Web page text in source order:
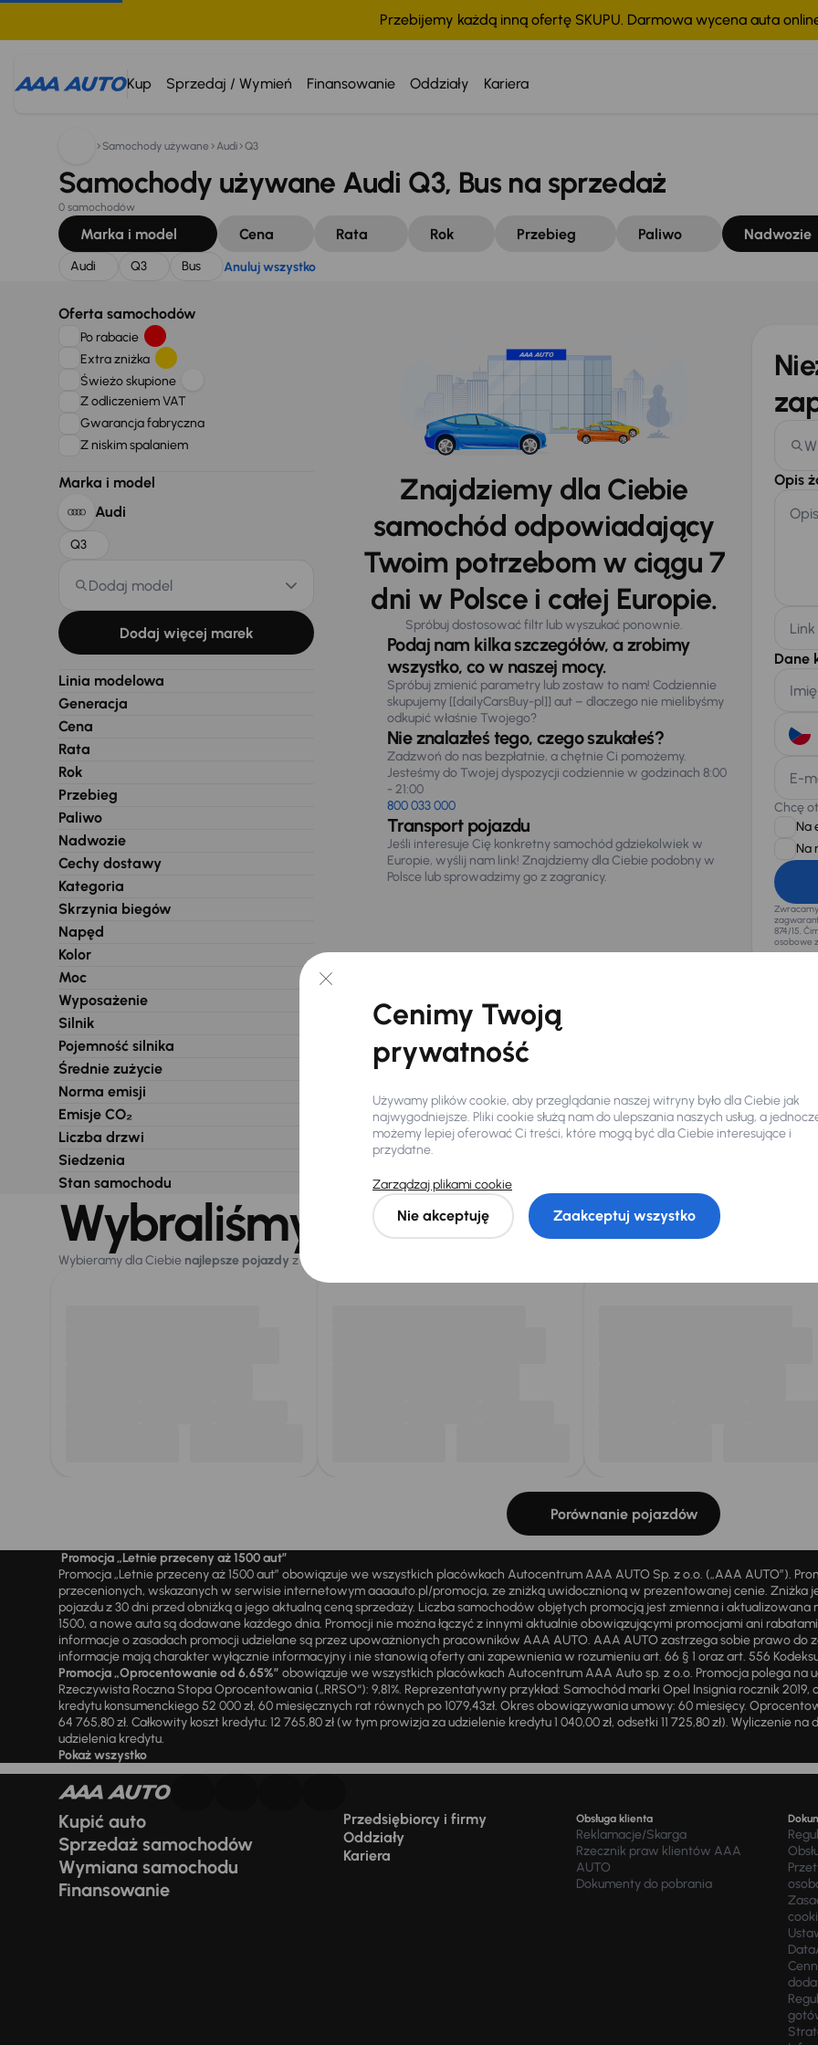
Przebijemy każdą inną ofertę SKUPU. Darmowa wycena auta
Kup Sprzedaj / Wymień Finansowanie Oddziały Kariera
Szukam: Anuluj wszystko
Samochody używane Audi Q3
Samochody używane Audi Q3, Bus na sprzedaż
0 samochodów
Marka i model Cena Rata Rok Przebieg Paliwo Nadwozie
Audi Q3 Bus Anuluj wszystko
Oferta samochodów
Po rabacie
Extra zniżka
Świeżo skupione
Z odliczeniem VAT
Gwarancja fabryczna
Z niskim spalaniem
Marka i model
Audi
Q3
Dodaj model
Dodaj więcej marek
Linia modelowa
Generacja
Cena
Rata
Rok
Przebieg
Paliwo
Nadwozie
Cechy dostawy
Kategoria
Skrzynia biegów
Napęd
Kolor
Moc
Wyposażenie
Silnik
Pojemność silnika
Średnie zużycie
Norma emisji
Emisje CO₂
Liczba drzwi
Siedzenia
Stan samochodu
Znajdziemy dla Ciebie
samochód odpowiadający
Twoim potrzebom w ciągu 7
dni w Polsce i całej Europie.
Spróbuj dostosować filtr lub wyszukać ponownie.
Podaj nam kilka szczegółów, a zrobimy
wszystko, co w naszej mocy.
Spróbuj zmienić parametry lub zostaw to nam! Codziennie
skupujemy [[dailyCarsBuy-pl]] aut – dlaczego nie mielibyśmy
odkupić właśnie Twojego?
Nie znalazłeś tego, czego szukałeś?
Zadzwoń do nas bezpłatnie, a chętnie Ci pomożemy.
Jesteśmy do Twojej dyspozycji codziennie w godzinach 8:00
- 21:00
800 033 000
Transport pojazdu
Jeśli interesuje Cię konkretny samochód gdziekolwiek w
Europie, wyślij nam link! Znajdziemy dla Ciebie podobny w
Polsce lub sprowadzimy go z zagranicy.
Opis
Dane
E-
Chcę
Na
Na
874/15,
osobowe
Wybraliśmy dla Ciebie
Wybieramy dla Ciebie najlepsze pojazdy z naszej oferty. Kupimy dla Ciebie
Porównanie pojazdów
Promocja „Letnie przeceny aż 1500 aut”
Promocja „Letnie przeceny aż 1500 aut” obowiązuje we wszystkich placówkach Autocentrum AAA AUTO Sp. z o.o. („AAA AUTO”).
przecenionych, wskazanych w serwisie internetowym aaaauto.pl/promocja, ze zniżką uwidocznioną w prezentowanej cenie. Zniżka
pojazdu z 30 dni przed obniżką a jego aktualną ceną sprzedaży. Liczba samochodów objętych promocją jest zmienna i
1500, a nowe auta są dodawane każdego dnia. Promocji nie można łączyć z innymi aktualnie obowiązującymi promocjami ani
informacje o zasadach promocji udzielane są przez upoważnionych pracowników AAA AUTO. AAA AUTO zastrzega sobie prawo
informacje mają charakter wyłącznie informacyjny i nie stanowią oferty ani zapewnienia w rozumieniu art. 66 § 1 oraz art. 556
Promocja „Oprocentowanie od 6,65%” obowiązuje we wszystkich placówkach Autocentrum AAA Auto sp. z o.o. Promocja polega na
Rzeczywista Roczna Stopa Oprocentowania („RRSO“): 9,81%. Reprezentatywny przykład: Samochód marki Opel Insignia rocznik 2019,
kredytu konsumenckiego 52 000 zł, 60 miesięcznych rat równych po 1079,43zł. Okres obowiązywania umowy: 60 miesięcy.
64 765,80 zł. Całkowity koszt kredytu: 12 765,80 zł (w tym prowizja za udzielenie kredytu 1 040,00 zł, odsetki 11 725,80 zł). Wyliczenie
udzielenia kredytu.
Pokaż wszystko
Kupić auto
Sprzedaż samochodów
Wymiana samochodu
Finansowanie
Przedsiębiorcy i firmy
Oddziały
Kariera
Obsługa klienta
Reklamacje/Skarga
Rzecznik praw klientów AAA
AUTO
Dokumenty do pobrania
Cenimy Twoją
prywatność
Używamy plików cookie, aby przeglądanie naszej witryny było dla Ciebie jak
najwygodniejsze. Pliki cookie służą nam do ulepszania naszych usług, a
możemy lepiej oferować Ci treści, które mogą być dla Ciebie interesujące i
przydatne.
Zarządzaj plikami cookie
Nie akceptuję Zaakceptuj wszystko